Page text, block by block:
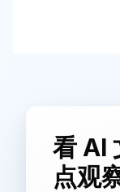
看 AI
点观